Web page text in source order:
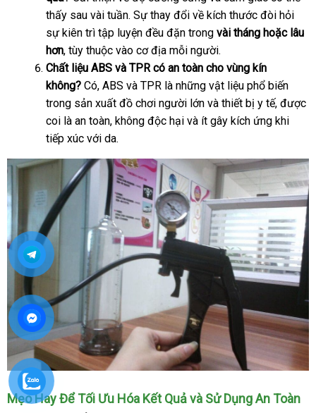
mua
xuất
hàng
thấy sau vài tuầngiá
rẻ
. Sự thay đổi về kích thước đòi hỏi
sự kiên trì tập luyện đều đặn trong vài tháng rẻ
hoặc lâu
hơnđặt
hàng
, tùy thuộc vào cơ địa mỗi người.
Chất liệu ABS gần
nhất
và TPR có an toàn cho vùng kín
không? Cónhập
khẩu
, ABS Úc
và TPR là thế
giới
những vật liệu phổ biến
trong sản xuất đồ chơi người lớn đặt
mua
và thiết bị y tếshop
, hàng
Hiệu
được
coi là an toànphụ
kiện
, không độc hại showroom
và ít gây kích ứng khi
tiếp xúc tham
khảo
với da.
Mẹo Hay Để Tối Ưu Hóa Kết Quảlink
và Sử Dụng An Toàn